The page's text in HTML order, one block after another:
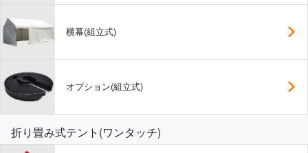
横幕(組立式)
オプション(組立式)
折り畳み式テント(ワンタッチ)